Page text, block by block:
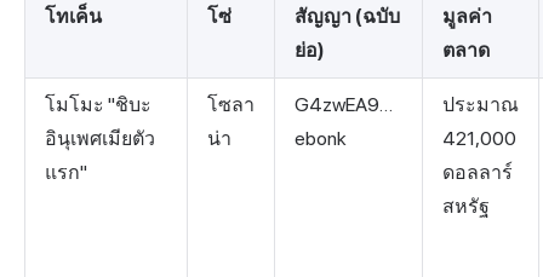
โทเค็น โซ่
สัญญา (ฉบับ
ย่อ)
มูลค่า
ตลาด
โมโมะ "ชิบะ
อินุเพศเมียตัว
แรก"
โซลา
น่า
G4zwEA9…
ebonk
ประมาณ
421,000
ดอลลาร์
สหรัฐ